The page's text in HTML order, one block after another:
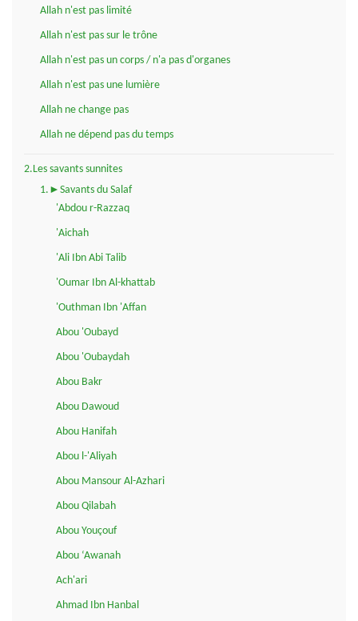
Allah n'est pas limité
Allah n'est pas sur le trône
Allah n'est pas un corps / n'a pas d'organes
Allah n'est pas une lumière
Allah ne change pas
Allah ne dépend pas du temps
2.Les savants sunnites
1.►Savants du Salaf
'Abdou r-Razzaq
'Aichah
'Ali Ibn Abi Talib
'Oumar Ibn Al-khattab
'Outhman Ibn 'Affan
Abou 'Oubayd
Abou 'Oubaydah
Abou Bakr
Abou Dawoud
Abou Hanifah
Abou l-'Aliyah
Abou Mansour Al-Azhari
Abou Qilabah
Abou Youçouf
Abou ‘Awanah
Ach'ari
Ahmad Ibn Hanbal